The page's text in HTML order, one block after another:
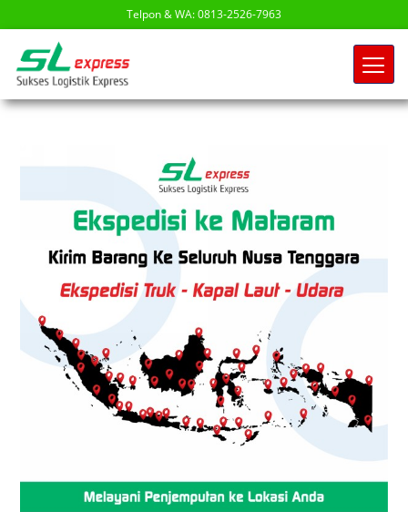
Telpon & WA: 0813-2526-7963